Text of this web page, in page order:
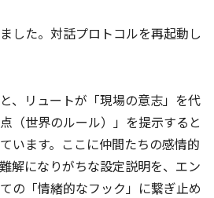
した。対話プロトコルを再起動し
、リュートが「現場の意志」を代
（世界のルール）」を提示すると
います。ここに仲間たちの感情的
解になりがちな設定説明を、エン
の「情緒的なフック」に繋ぎ止め